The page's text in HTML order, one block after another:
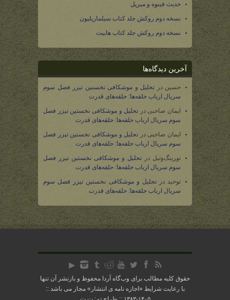
حدیث فینوه و میریل
نسخه دوم روکش جلد کتاب سیلماریلیون
نسخه دوم روکش جلد کتاب هابیت
آخرین دیدگاه‌ها
حسین در تحلیل و موشکافی نخستین تیزر فصل سوم
سریال ارباب حلقه‌ها: حلقه‌های قدرت
ایمان صاحبی در تحلیل و موشکافی نخستین تیزر فصل
سوم سریال ارباب حلقه‌ها: حلقه‌های قدرت
ایمان صاحبی در تحلیل و موشکافی نخستین تیزر فصل
سوم سریال ارباب حلقه‌ها: حلقه‌های قدرت
تورینگ‌وتیل در تحلیل و موشکافی نخستین تیزر فصل
سوم سریال ارباب حلقه‌ها: حلقه‌های قدرت
توحید درتحلیل و موشکافی نخستین تیزر فصل سوم
سریال ارباب حلقه‌ها: حلقه‌های قدرت
حقوق کلیه مطالب برای وب‌گاه آردا محفوظ و بازنشر آن تنها
با رعایت شرایط « اجازه نامه ی انتشار » مجاز می باشد ::